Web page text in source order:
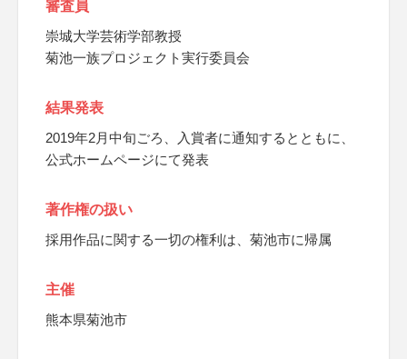
審査員
崇城大学芸術学部教授
菊池一族プロジェクト実行委員会
結果発表
2019年2月中旬ごろ、入賞者に通知するとともに、
公式ホームページにて発表
著作権の扱い
採用作品に関する一切の権利は、菊池市に帰属
主催
熊本県菊池市